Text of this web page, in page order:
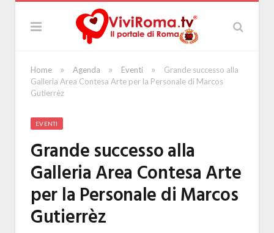
Home » Agenda » Eventi »
Grande successo alla
Galleria Area Contesa Arte per la Personale di Marcos
Gutierrèz
EVENTI
Grande successo alla
Galleria Area Contesa Arte
per la Personale di Marcos
Gutierrèz